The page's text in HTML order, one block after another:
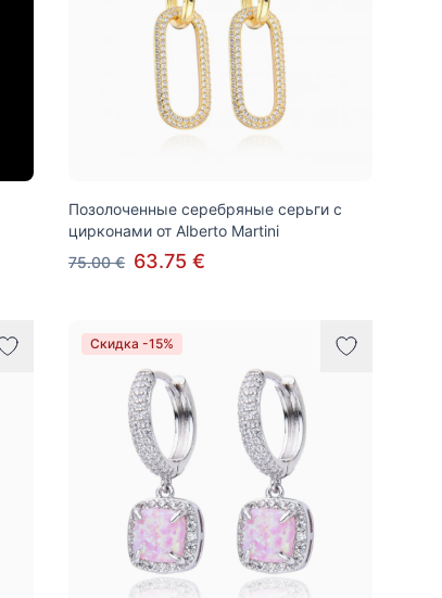
Позолоченные серебряные серьги с
цирконами от Alberto Martini
75.00 € 63.75 €
Скидка -15%